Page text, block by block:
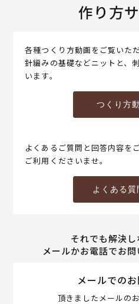
作り方
各種つくり方動画をご覧いた
針編みの基礎などニットと、
います。
つくり方
よくあるご質問と回答内容を
ご利用くださいませ。
よくある質
それでも解決し
メールかお電話でお問
メールでの
頂きましたメールの